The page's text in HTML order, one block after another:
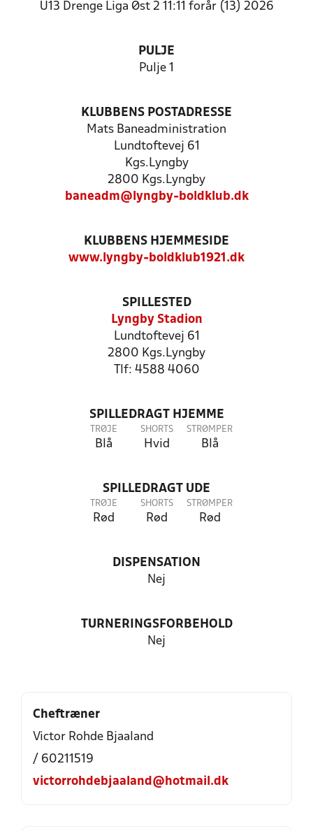
U13 Drenge Liga Øst 2 11:11 forår (13) 2026
PULJE
Pulje 1
KLUBBENS POSTADRESSE
Mats Baneadministration
Lundtoftevej 61
Kgs.Lyngby
2800 Kgs.Lyngby
baneadm@lyngby-boldklub.dk
KLUBBENS HJEMMESIDE
www.lyngby-boldklub1921.dk
SPILLESTED
Lyngby Stadion
Lundtoftevej 61
2800 Kgs.Lyngby
Tlf: 4588 4060
SPILLEDRAGT HJEMME
TRØJE
Blå
SHORTS
Hvid
STRØMPER
Blå
SPILLEDRAGT UDE
TRØJE
Rød
SHORTS
Rød
STRØMPER
Rød
DISPENSATION
Nej
TURNERINGSFORBEHOLD
Nej
Cheftræner
Victor Rohde Bjaaland
/ 60211519
victorrohdebjaaland@hotmail.dk